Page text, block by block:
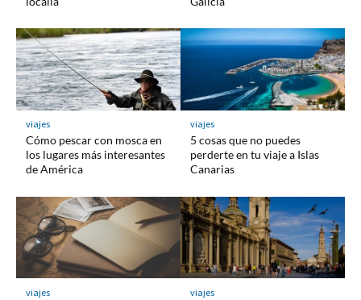
viajes
Cómo pescar con mosca en
los lugares más interesantes
de América
viajes
5 cosas que no puedes
perderte en tu viaje a Islas
Canarias
viajes viajes